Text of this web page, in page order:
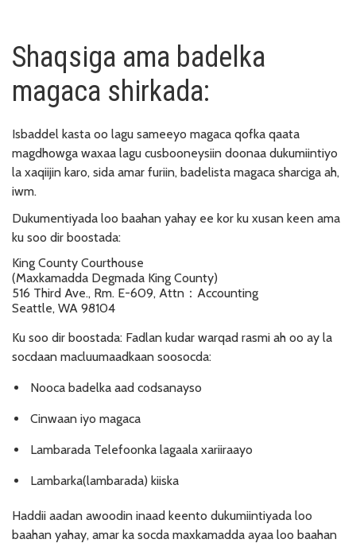
Shaqsiga ama badelka
magaca shirkada:
Isbaddel kasta oo lagu sameeyo magaca qofka qaata
magdhowga waxaa lagu cusbooneysiin doonaa dukumiintiyo
la xaqiijin karo, sida amar furiin, badelista magaca sharciga ah,
iwm.
Dukumentiyada loo baahan yahay ee kor ku xusan keen ama
ku soo dir boostada:
King County Courthouse
(Maxkamadda Degmada King County)
516 Third Ave., Rm. E-609, Attn：Accounting
Seattle, WA 98104
Ku soo dir boostada: Fadlan kudar warqad rasmi ah oo ay la
socdaan macluumaadkaan soosocda:
Nooca badelka aad codsanayso
Cinwaan iyo magaca
Lambarada Telefoonka lagaala xariiraayo
Lambarka(lambarada) kiiska
Haddii aadan awoodin inaad keento dukumiintiyada loo
baahan yahay, amar ka socda maxkamadda ayaa loo baahan